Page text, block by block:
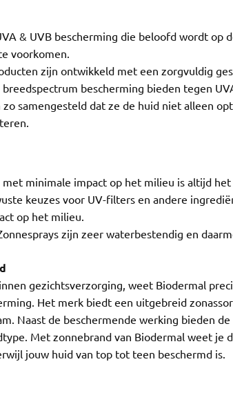
& UVB bescherming die beloofd wordt op
voorkomen.
zijn ontwikkeld met een zorgvuldig
bescherming bieden tegen
samengesteld dat ze de huid niet alleen
minimale impact op het milieu is altijd
keuzes voor UV-filters en andere
op het milieu.
zijn zeer waterbestendig en
gezichtsverzorging, weet Biodermal
Het merk biedt een uitgebreid
Naast de beschermende werking bieden
Met zonnebrand van Biodermal weet je
jouw huid van top tot teen beschermd is.